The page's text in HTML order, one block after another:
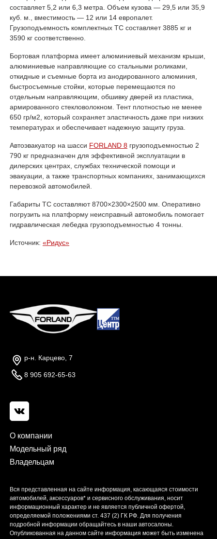
составляет 5,2 или 6,3 метра. Объем кузова — 29,5 или 35,9
куб. м., вместимость — 12 или 14 европалет.
Грузоподъемность комплектных ТС составляет 3885 кг и
3590 кг соответственно.
Бортовая платформа имеет алюминиевый механизм крыши,
алюминиевые направляющие со стальными роликами,
откидные и съемные борта из анодированного алюминия,
быстросъемные стойки, которые перемещаются по
отдельным направляющим, обшивку дверей из пластика,
армированного стекловолокном. Тент плотностью не менее
650 гр/м2, который сохраняет эластичность даже при низких
температурах и обеспечивает надежную защиту груза.
Автоэвакуатор на шасси FORLAND 8 грузоподъемностью 2
790 кг предназначен для эффективной эксплуатации в
дилерских центрах, службах технической помощи и
эвакуации, а также транспортных компаниях, занимающихся
перевозкой автомобилей.
Габариты ТС составляют 8700×2300×2500 мм. Оперативно
погрузить на платформу неисправный автомобиль помогает
гидравлическая лебедка грузоподъемностью 4 тонны.
Источник: «Ридус»
р-н. Карцево, 7
8 905 692-65-63
О компании
Модельный ряд
Владельцам
Вся представленная на сайте информация, касающаяся стоимости
автомобилей, аксессуаров* и сервисного обслуживания, носит
информационный характер и не является публичной офертой,
определяемой положениями ст. 437 (2) ГК РФ. Для получения
подробной информации обращайтесь в наши автосалоны.
Опубликованная на данном сайте информация может быть изменена